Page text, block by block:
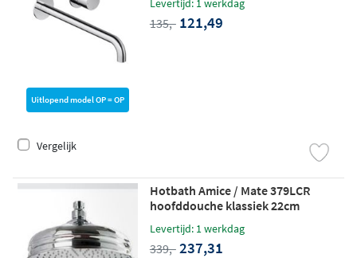
Uitlopend model OP = OP
Levertijd: 1 werkdag
135,- 121,49
Vergelijk
Hotbath Amice / Mate 379LCR
hoofddouche klassiek 22cm
Levertijd: 1 werkdag
339,- 237,31